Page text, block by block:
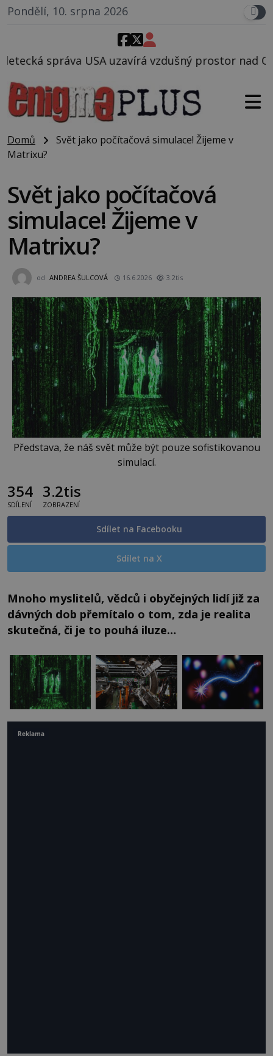
Pondělí, 10. srpna 2026
uzavírá vzdušný prostor nad Oblastí 51,
Domů
Svět jako počítačová simulace! Žijeme v
Matrixu?
Svět jako počítačová
simulace! Žijeme v
Matrixu?
od ANDREA ŠULCOVÁ 16.6.2026 3.2tis
Představa, že náš svět může být pouze sofistikovanou
simulací.
354
SDÍLENÍ
3.2tis
ZOBRAZENÍ
Sdílet na Facebooku
Sdílet na X
Mnoho myslitelů, vědců i obyčejných lidí již za
dávných dob přemítalo o tom, zda je realita
skutečná, či je to pouhá iluze…
Reklama